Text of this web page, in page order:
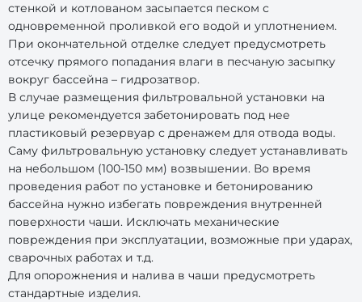
стенкой и котлованом засыпается песком с
одновременной проливкой его водой и уплотнением.
При окончательной отделке следует предусмотреть
отсечку прямого попадания влаги в песчаную засыпку
вокруг бассейна – гидрозатвор.
В случае размещения фильтровальной установки на
улице рекомендуется забетонировать под нее
пластиковый резервуар с дренажем для отвода воды.
Саму фильтровальную установку следует устанавливать
на небольшом (100-150 мм) возвышении. Во время
проведения работ по установке и бетонированию
бассейна нужно избегать повреждения внутренней
поверхности чаши. Исключать механические
повреждения при эксплуатации, возможные при ударах,
сварочных работах и т.д.
Для опорожнения и налива в чаши предусмотреть
стандартные изделия.